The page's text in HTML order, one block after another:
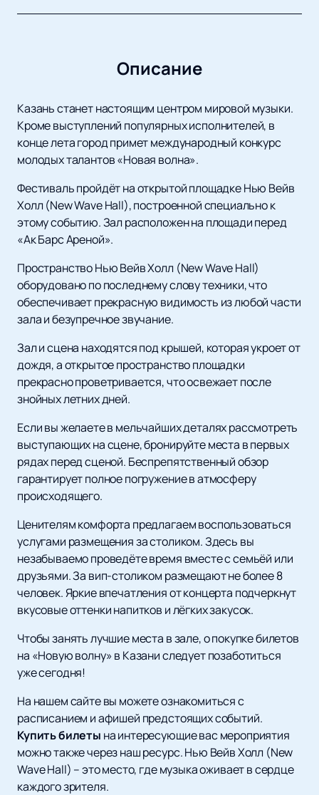
Описание
Казань станет настоящим центром мировой музыки.
Кроме выступлений популярных исполнителей, в
конце лета город примет международный конкурс
молодых талантов «Новая волна».
Фестиваль пройдёт на открытой площадке Нью Вейв
Холл (New Wave Hall), построенной специально к
этому событию. Зал расположен на площади перед
«Ак Барс Ареной».
Пространство Нью Вейв Холл (New Wave Hall)
оборудовано по последнему слову техники, что
обеспечивает прекрасную видимость из любой части
зала и безупречное звучание.
Зал и сцена находятся под крышей, которая укроет от
дождя, а открытое пространство площадки
прекрасно проветривается, что освежает после
знойных летних дней.
Если вы желаете в мельчайших деталях рассмотреть
выступающих на сцене, бронируйте места в первых
рядах перед сценой. Беспрепятственный обзор
гарантирует полное погружение в атмосферу
происходящего.
Ценителям комфорта предлагаем воспользоваться
услугами размещения за столиком. Здесь вы
незабываемо проведёте время вместе с семьёй или
друзьями. За вип-столиком размещают не более 8
человек. Яркие впечатления от концерта подчеркнут
вкусовые оттенки напитков и лёгких закусок.
Чтобы занять лучшие места в зале, о покупке билетов
на «Новую волну» в Казани следует позаботиться
уже сегодня!
На нашем сайте вы можете ознакомиться с
расписанием и афишей предстоящих событий.
Купить билеты на интересующие вас мероприятия
можно также через наш ресурс. Нью Вейв Холл (New
Wave Hall) – это место, где музыка оживает в сердце
каждого зрителя.